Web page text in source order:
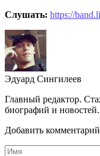
Слушать: https://
Эдуард Сингилеев
Главный редактор.
биографий и новостей.
Добавить комментарий
Имя